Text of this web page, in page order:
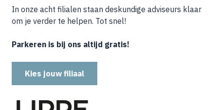
In onze acht filialen staan deskundige adviseurs klaar
om je verder te helpen. Tot snel!
Parkeren is bij ons altijd gratis!
Kies jouw filiaal